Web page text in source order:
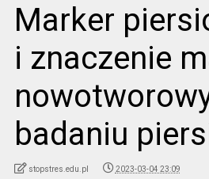
Marker
i znaczenie
badaniu
stopstres.edu.pl 2023-03-04 23:09